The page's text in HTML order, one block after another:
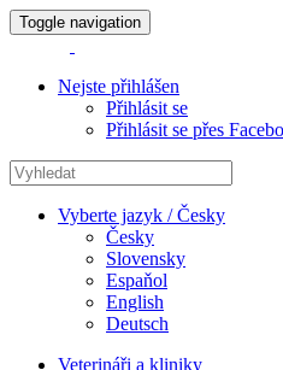
Toggle navigation
Nejste přihlášen
Přihlásit se
Přihlásit se přes
Vyberte jazyk / Česky
Česky
Slovensky
Espaňol
English
Deutsch
Veterináři a kliniky